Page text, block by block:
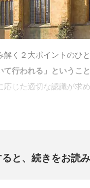
く２大ポイントのひと
行われる」ということ
じた適切な認識が求
と、続きをお読